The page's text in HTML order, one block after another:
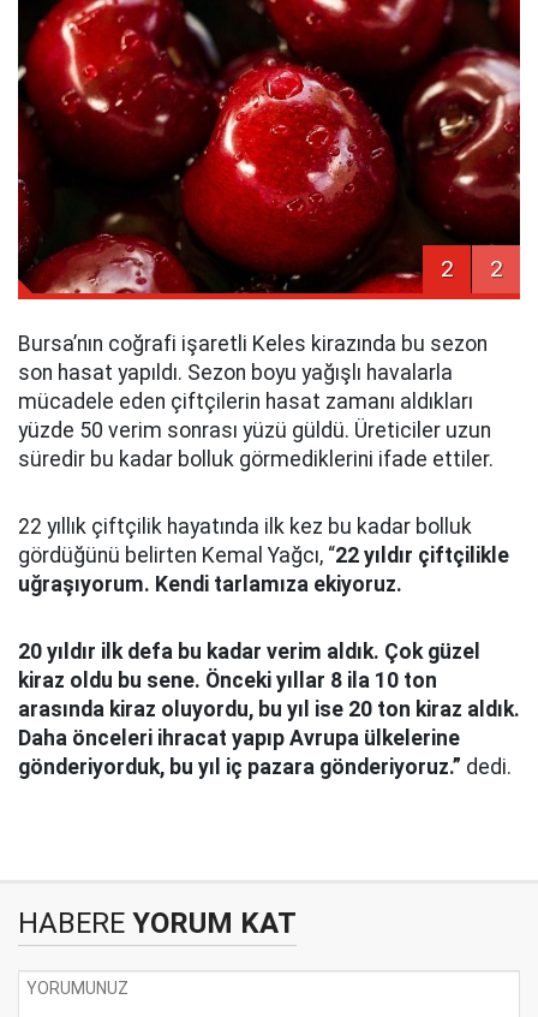
2 2
Bursa’nın coğrafi işaretli Keles kirazında bu sezon
son hasat yapıldı. Sezon boyu yağışlı havalarla
mücadele eden çiftçilerin hasat zamanı aldıkları
yüzde 50 verim sonrası yüzü güldü. Üreticiler uzun
süredir bu kadar bolluk görmediklerini ifade ettiler.
22 yıllık çiftçilik hayatında ilk kez bu kadar bolluk
gördüğünü belirten Kemal Yağcı, “22 yıldır çiftçilikle
uğraşıyorum. Kendi tarlamıza ekiyoruz.
20 yıldır ilk defa bu kadar verim aldık. Çok güzel
kiraz oldu bu sene. Önceki yıllar 8 ila 10 ton
arasında kiraz oluyordu, bu yıl ise 20 ton kiraz aldık.
Daha önceleri ihracat yapıp Avrupa ülkelerine
gönderiyorduk, bu yıl iç pazara gönderiyoruz.” dedi.
HABERE YORUM KAT